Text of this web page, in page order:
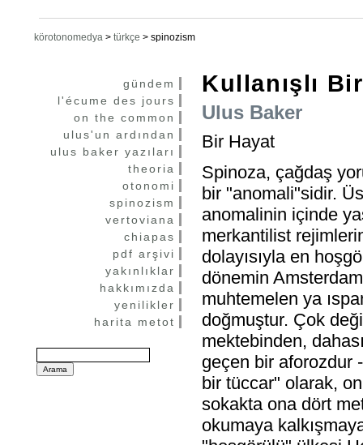
körotonomedya > türkçe > spinozism
gündem
l'écume des jours
on the common
ulus'un ardından
ulus baker yazıları
theoria
otonomi
spinozism
vertoviana
chiapas
pdf arşivi
yakınlıklar
hakkımızda
yenilikler
harita metot
Kullanışlı
Ulus Baker
Bir Hayat
Spinoza, çağdaş
bir "anomali"sidir.
anomalinin içinde
merkantilist
dolayısıyla en
dönemin
muhtemelen ya
doğmuştur. Çok
mektebinden,
geçen bir aforozdur
bir tüccar" olarak,
sokakta ona dört
okumaya